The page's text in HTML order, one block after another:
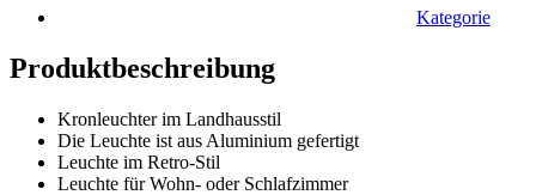
Kategorie
Produktbeschreibung
Kronleuchter im Landhausstil
Die Leuchte ist aus Aluminium gefertigt
Leuchte im Retro-Stil
Leuchte für Wohn- oder Schlafzimmer